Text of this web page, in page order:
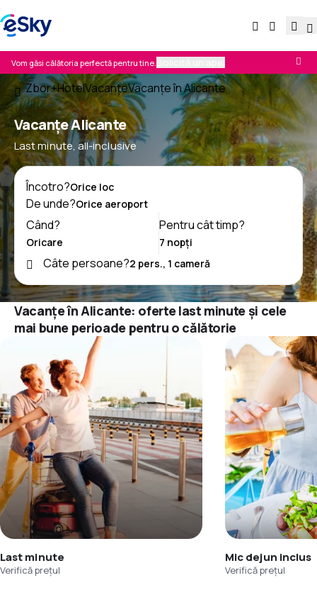
Vom găsi călătoria perfectă pentru tine.
Zbor+HotelVacanţeVacanţe în Alicante
Vacanţe Alicante
Last minute, all-inclusive
Încotro?
De unde?
Când?
Pentru cât timp?
Câte persoane?
Vacanțe în Alicante: oferte last minute și cele
mai bune perioade pentru o călătorie
Last minute
Verifică prețul
Mic dejun inclus
Verifică prețul